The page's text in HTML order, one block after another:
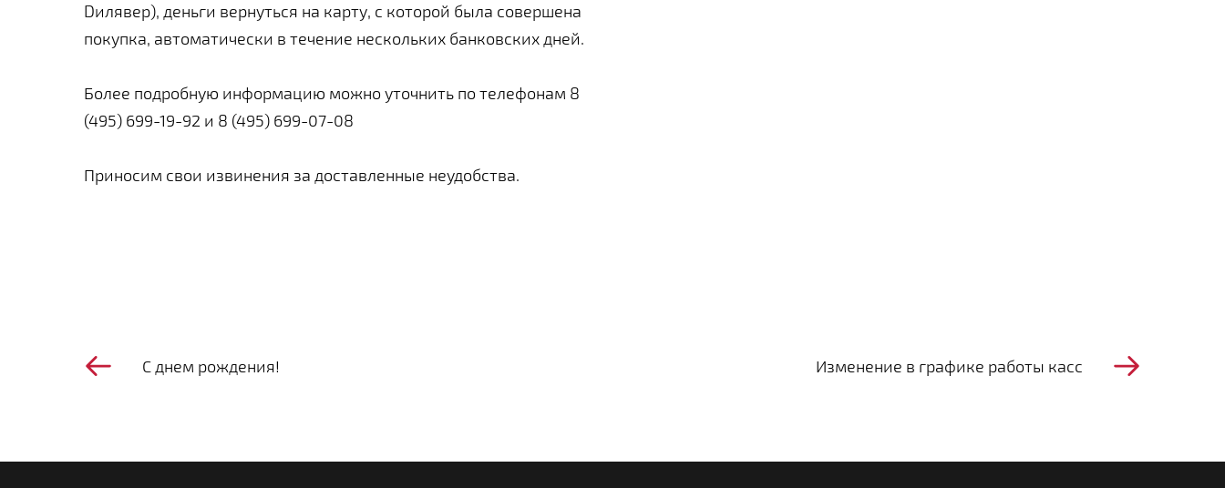
Dилявер), деньги вернуться на карту, с которой была совершена
покупка, автоматически в течение нескольких банковских дней.
Более подробную информацию можно уточнить по телефонам 8
(495) 699-19-92 и 8 (495) 699-07-08
Приносим свои извинения за доставленные неудобства.
С днем рождения! Изменение в графике работы касс